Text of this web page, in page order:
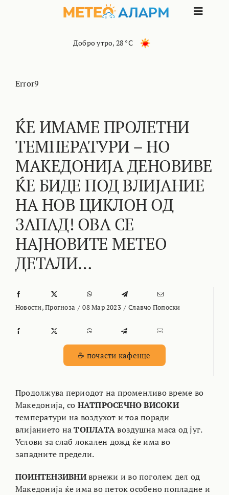
Toggle
ИНТЕРЕСНО
КОНТАКТ
МАРКЕТИНГ
Добро утро, 28 °C
Error9
ЌЕ ИМАМЕ ПРОЛЕТНИ
ТЕМПЕРАТУРИ – НО
МАКЕДОНИЈА ДЕНОВИВЕ
ЌЕ БИДЕ ПОД ВЛИЈАНИЕ
НА НОВ ЦИКЛОН ОД
ЗАПАД! ОВА СЕ
НАЈНОВИТЕ МЕТЕО
ДЕТАЛИ…
Новости,Прогноза / 08 Мар 2023 / Славчо Попоски
☕ почасти кафенце
Продолжува периодот на променливо време во
Македонија, со НАТПРОСЕЧНО ВИСОКИ
температури на воздухот и тоа поради
влијанието наТОПЛАТАвоздушна маса од југ.
Услови за слаб локален дожд ќе има во
западните предели.
ПОИНТЕНЗИВНИврнежи и во поголем дел од
Македонија ќе има во петок особено попладне и